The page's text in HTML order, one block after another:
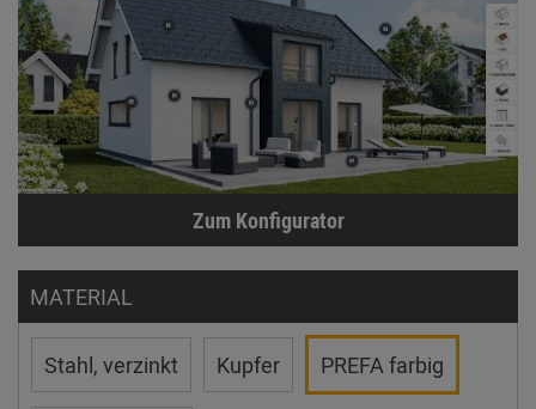
Zum Konfigurator
MATERIAL
Stahl, verzinkt Kupfer PREFA farbig